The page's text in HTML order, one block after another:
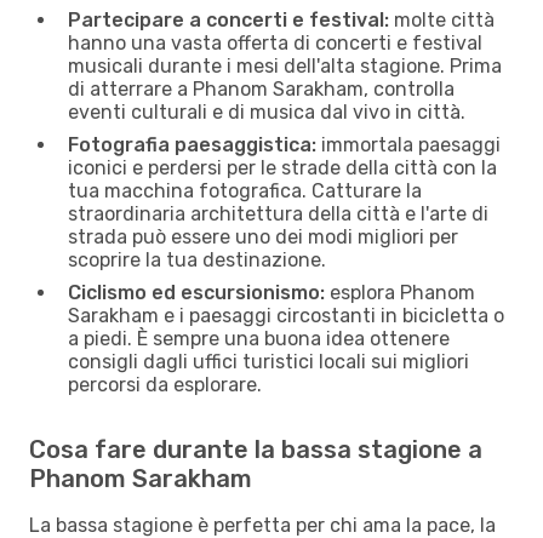
Partecipare a concerti e festival: molte città
hanno una vasta offerta di concerti e festival
musicali durante i mesi dell'alta stagione. Prima
di atterrare a Phanom Sarakham, controlla
eventi culturali e di musica dal vivo in città.
Fotografia paesaggistica: immortala paesaggi
iconici e perdersi per le strade della città con la
tua macchina fotografica. Catturare la
straordinaria architettura della città e l'arte di
strada può essere uno dei modi migliori per
scoprire la tua destinazione.
Ciclismo ed escursionismo: esplora Phanom
Sarakham e i paesaggi circostanti in bicicletta o
a piedi. È sempre una buona idea ottenere
consigli dagli uffici turistici locali sui migliori
percorsi da esplorare.
Cosa fare durante la bassa stagione a
Phanom Sarakham
La bassa stagione è perfetta per chi ama la pace, la